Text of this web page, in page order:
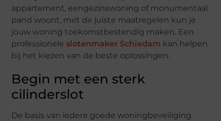
appartement, eengezinswoning of monumentaal
pand woont, met de juiste maatregelen kun je
jouw woning toekomstbestendig maken. Een
professionele slotenmaker Schiedam kan helpen
bij het kiezen van de beste oplossingen.
Begin met een sterk
cilinderslot
De basis van iedere goede woningbeveiliging